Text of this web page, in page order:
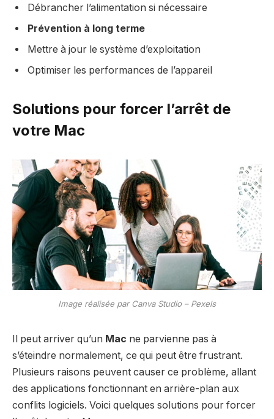
Débrancher l’alimentation si nécessaire
Prévention à long terme
Mettre à jour le système d’exploitation
Optimiser les performances de l’appareil
Solutions pour forcer l’arrêt de
votre Mac
Image réalisée par Canva Studio – Pexels
Il peut arriver qu’un Mac ne parvienne pas à
s’éteindre normalement, ce qui peut être frustrant.
Plusieurs raisons peuvent causer ce problème, allant
des applications fonctionnant en arrière-plan aux
conflits logiciels. Voici quelques solutions pour forcer